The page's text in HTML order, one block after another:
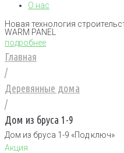
О нас
Новая технология
WARM PANEL
подробнее
Главная
/
Деревянные дома
/
Дом из бруса 1-9
Дом из бруса 1-9 «Под ключ»
Акция